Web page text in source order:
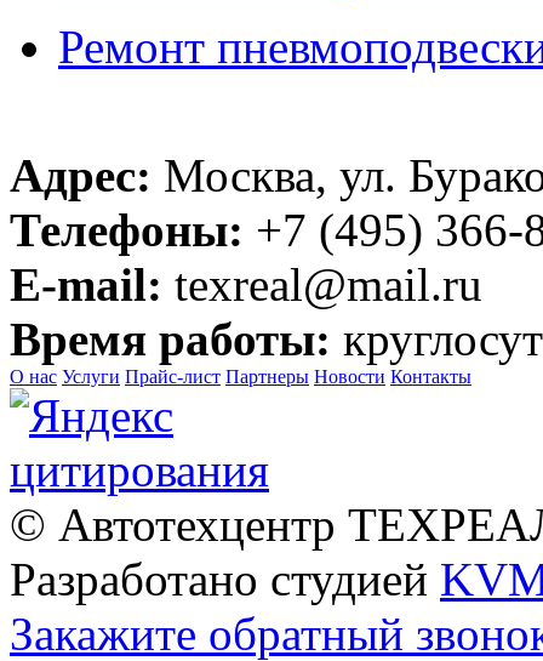
Ремонт
Адрес: Москва, ул.
Телефоны: +7 (495) 366-
E-mail: texreal@mail.ru
Время работы:
О нас Услуги Прайс-лист Партнеры Новости Контакты
© Автотехцентр
Разработано студией
Закажите обратный